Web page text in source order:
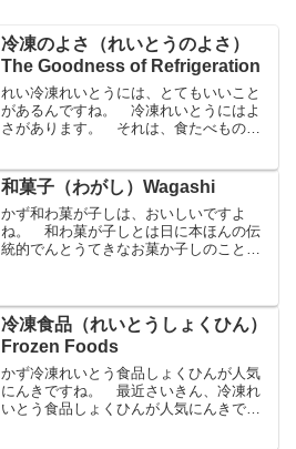
冷凍のよさ（れいとうのよさ）
The Goodness of Refrigeration
れい冷凍れいとうには、とてもいいこと
があるんですね。 冷凍れいとうにはよ
さがあります。 それは、食たべものを
せかいには、様々さまざまな問題もんだ
いがあります。飢餓きがも...
和菓子（わがし）Wagashi
かず和わ菓が子しは、おいしいですよ
ね。 和わ菓が子しとは日に本ほんの伝
統的でんとうてきなお菓か子しのことで
う菓が子しに対たいして、和わ菓が子し
は、江え戸ど時じ代だいまで...
冷凍食品（れいとうしょくひん）
Frozen Foods
かず冷凍れいとう食品しょくひんが人気
にんきですね。 最近さいきん、冷凍れ
いとう食品しょくひんが人気にんきで